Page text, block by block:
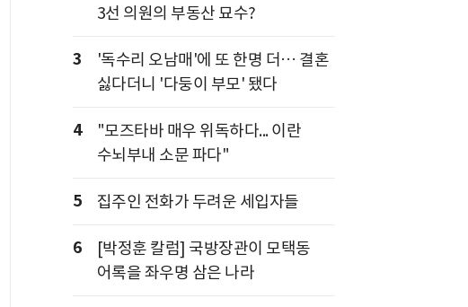
3선 의원의 부동산 묘수?
3
'독수리 오남매'에 또 한명 더… 결혼
싫다더니 '다둥이 부모' 됐다
4
"모즈타바 매우 위독하다... 이란
수뇌부내 소문 파다"
5 집주인 전화가 두려운 세입자들
6
[박정훈 칼럼] 국방장관이 모택동
어록을 좌우명 삼은 나라